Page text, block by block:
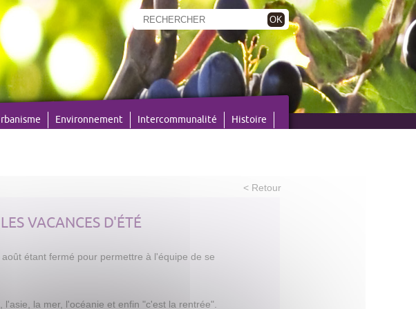
Environnement Intercommunalité Histoire
OK
< Retour
VACANCES D'ÉTÉ
étant fermé pour permettre à l'équipe de se
la mer, l'océanie et enfin "c'est la rentrée".